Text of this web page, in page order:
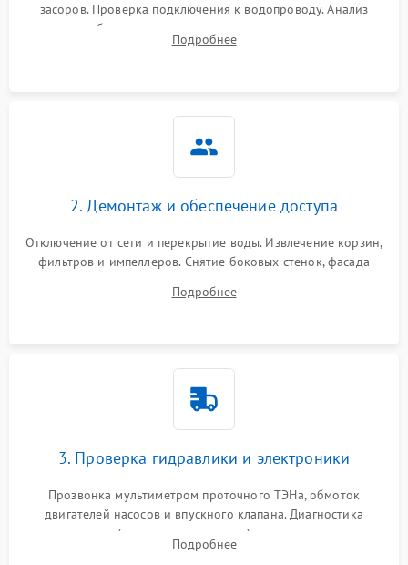
засоров. Проверка подключения к водопроводу. Анализ
жалоб на отсутствие слива, нагрева, вращения
разбрызгивателей или срабатывание системы защиты
Подробнее
2. Демонтаж и обеспечение доступа
Отключение от сети и перекрытие воды. Извлечение корзин,
фильтров и импеллеров. Снятие боковых стенок, фасада
циркуляционному насосу, ТЭНу и сливной помпе.
Подробнее
3. Проверка гидравлики и электроники
Прозвонка мультиметром проточного ТЭНа, обмоток
двигателей насосов и впускного клапана. Диагностика
прессостата (датчика уровня воды), датчика мутности,
концевика дверцы и электронного модуля управления.
Подробнее